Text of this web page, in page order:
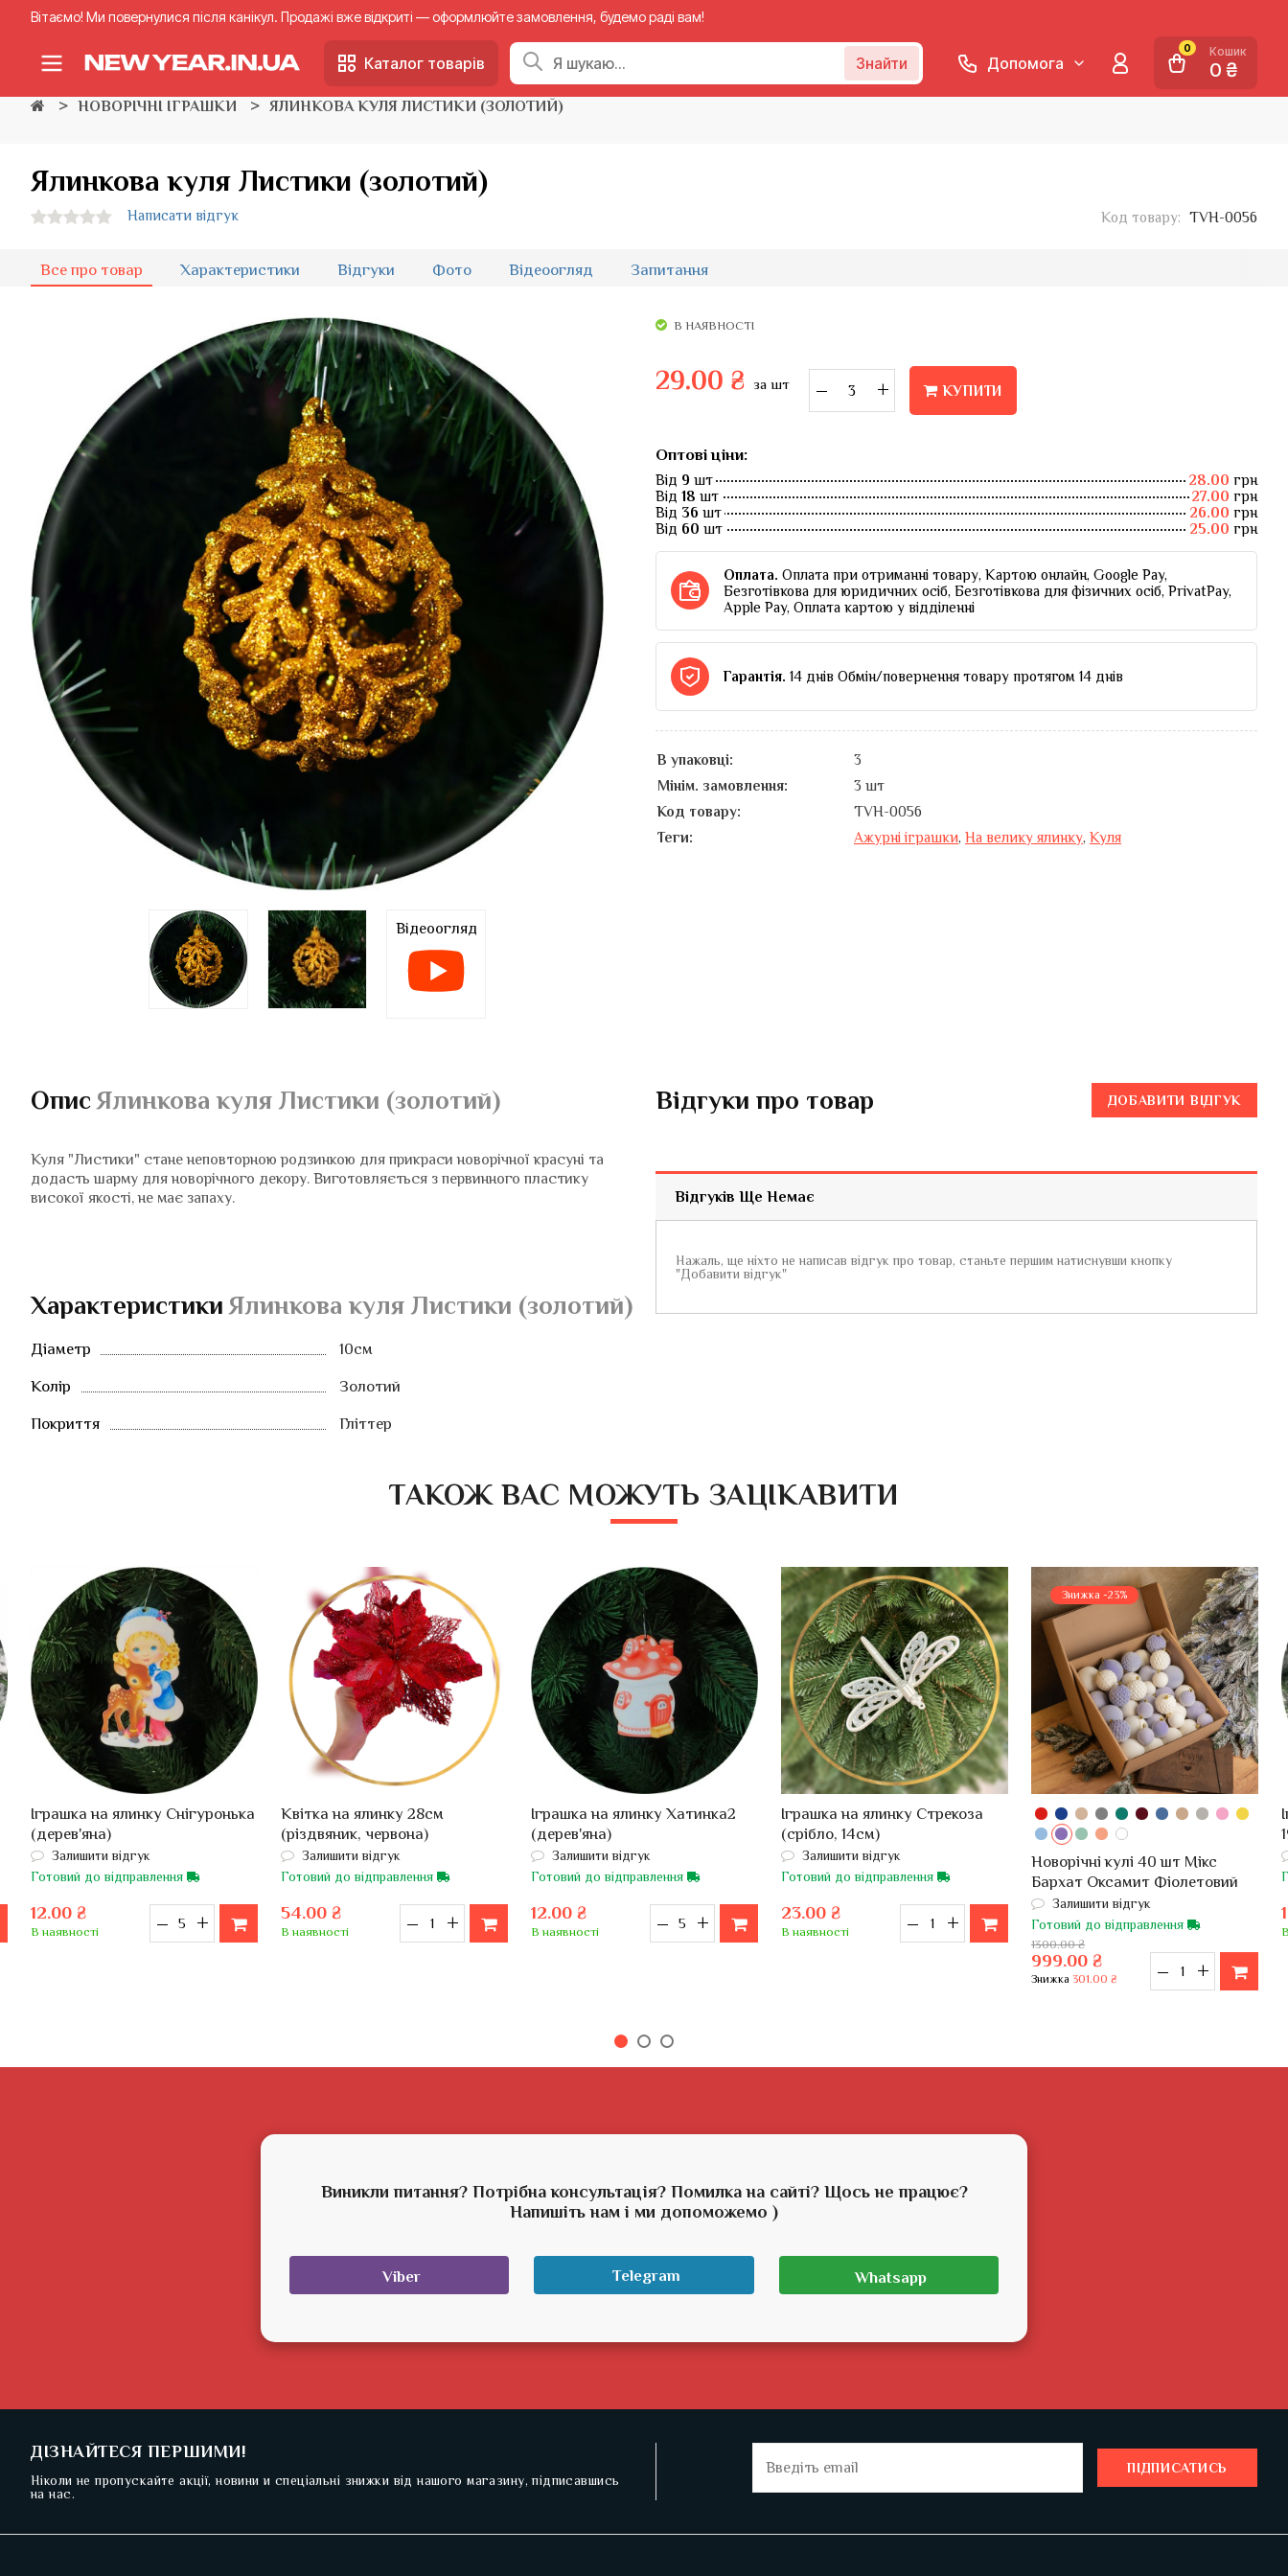
Вітаємо! Ми повернулися після канікул. Продажі вже відкриті — оформлюйте замовлення, будемо раді вам!
Каталог товарів Знайти Допомога
0 Кошик
0 ₴
НОВОРІЧНІ ІГРАШКИ ЯЛИНКОВА КУЛЯ ЛИСТИКИ (ЗОЛОТИЙ)
Ялинкова куля Листики (золотий)
Код товару: TVH-0056
Написати відгук
Все про товар Характеристики Відгуки Фото Відеоогляд Запитання
Відеоогляд
В НАЯВНОСТІ
29.00 ₴ за шт – + КУПИТИ
Оптові ціни:
Від 9 шт 28.00 грн
Від 18 шт 27.00 грн
Від 36 шт 26.00 грн
Від 60 шт 25.00 грн
Оплата. Оплата при отриманні товару, Картою онлайн, Google Pay,
Безготівкова для юридичних осіб, Безготівкова для фізичних осіб, PrivatPay,
Apple Pay, Оплата картою у відділенні
Гарантія. 14 днів Обмін/повернення товару протягом 14 днів
В упаковці:
3
Мінім. замовлення:
3 шт
Код товару:
TVH-0056
Теги:
Ажурні іграшки, На велику ялинку, Куля
ОписЯлинкова куля Листики (золотий)
Куля "Листики" стане неповторною родзинкою для прикраси новорічної красуні та
додасть шарму для новорічного декору. Виготовляється з первинного пластику
високої якості, не має запаху.
Характеристики Ялинкова куля Листики (золотий)
Діаметр 10см
Колір Золотий
Покриття Гліттер
Відгуки про товар ДОБАВИТИ ВІДГУК
Відгуків Ще Немає
Нажаль, ще ніхто не написав відгук про товар, станьте першим натиснувши кнопку
"Добавити відгук"
ТАКОЖ ВАС МОЖУТЬ ЗАЦІКАВИТИ
Іграшка на ялинку Снігуронька
(дерев'яна)
Залишити відгук
Готовий до відправлення
12.00 ₴
В наявності – +
Квітка на ялинку 28см
(різдвяник, червона)
Залишити відгук
Готовий до відправлення
54.00 ₴
В наявності – +
Іграшка на ялинку Хатинка2
(дерев'яна)
Залишити відгук
Готовий до відправлення
12.00 ₴
В наявності – +
Іграшка на ялинку Стрекоза
(срібло, 14см)
Залишити відгук
Готовий до відправлення
23.00 ₴
В наявності – +
Знижка -23%
Новорічні кулі 40 шт Мікс
Бархат Оксамит Фіолетовий
Білий Набір новорічних куль
Залишити відгук
Готовий до відправлення
999.00 ₴
1300.00 ₴
Знижка 301.00 ₴ – +
Виникли питання? Потрібна консультація? Помилка на сайті? Щось не працює?
Напишіть нам і ми допоможемо )
Viber Telegram Whatsapp
ДІЗНАЙТЕСЯ ПЕРШИМИ!
Ніколи не пропускайте акції, новини и спеціальні знижки від нашого магазину, підписавшись
на нас.
ПІДПИСАТИСЬ